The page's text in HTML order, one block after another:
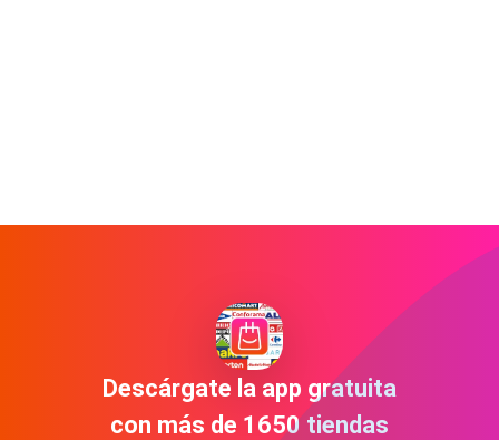
Descárgate la app gratuita
con más de 1650 tiendas